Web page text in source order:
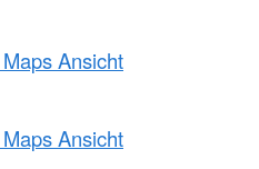
Ansicht
Ansicht